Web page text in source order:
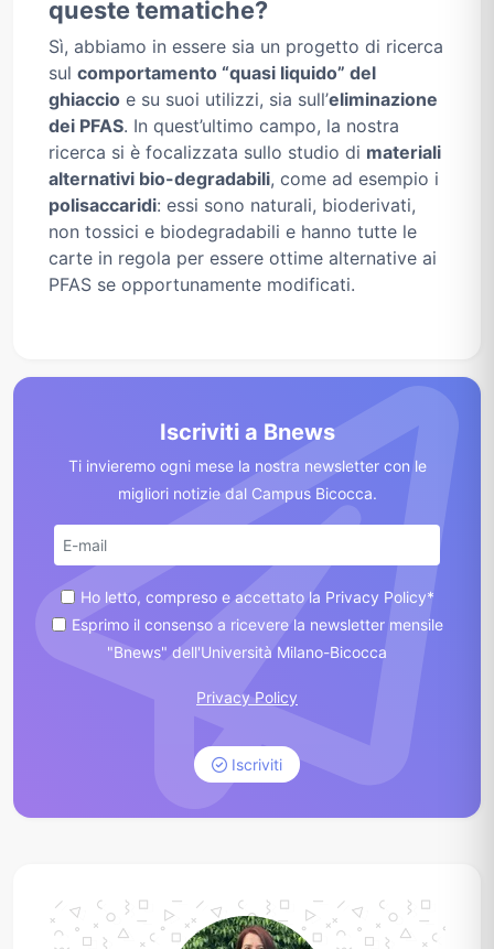
queste tematiche?
Sì, abbiamo in essere sia un progetto di ricerca
sul comportamento “quasi liquido” del
ghiaccio e su suoi utilizzi, sia sull’eliminazione
dei PFAS. In quest’ultimo campo, la nostra
ricerca si è focalizzata sullo studio di materiali
alternativi bio-degradabili, come ad esempio i
polisaccaridi: essi sono naturali, bioderivati,
non tossici e biodegradabili e hanno tutte le
carte in regola per essere ottime alternative ai
PFAS se opportunamente modificati.
Iscriviti a Bnews
Ti invieremo ogni mese la nostra newsletter con le
migliori notizie dal Campus Bicocca.
Ho letto, compreso e accettato la Privacy Policy*
Esprimo il consenso a ricevere la newsletter mensile
"Bnews" dell'Università Milano-Bicocca
Privacy Policy
Iscriviti